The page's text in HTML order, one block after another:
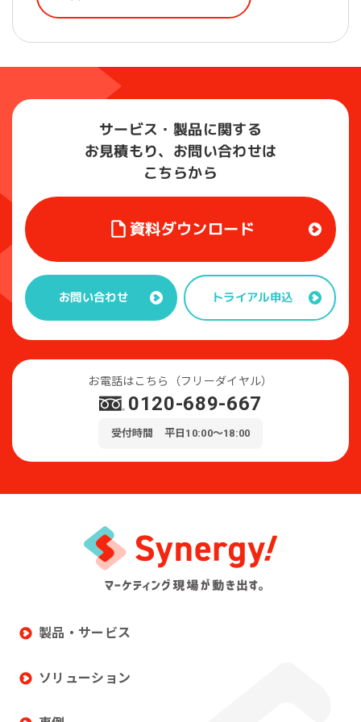
サービス・製品に関する
お見積もり、お問い合わせは
こちらから
資料ダウンロード
お問い合わせ トライアル申込
お電話はこちら（フリーダイヤル）
0120-689-667
受付時間 平日10:00～18:00
製品・サービス
ソリューション